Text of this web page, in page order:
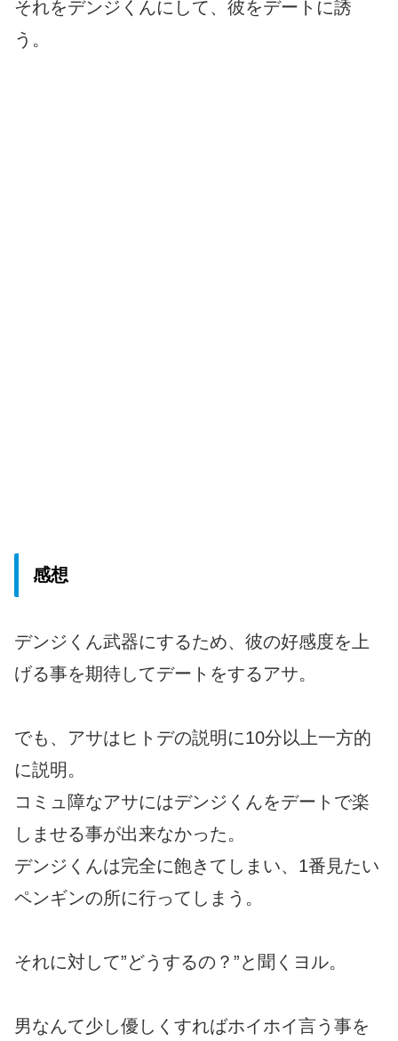
それをデンジくんにして、彼をデートに誘
う。
感想
デンジくん武器にするため、彼の好感度を上
げる事を期待してデートをするアサ。
でも、アサはヒトデの説明に10分以上一方的
に説明。
コミュ障なアサにはデンジくんをデートで楽
しませる事が出来なかった。
デンジくんは完全に飽きてしまい、1番見たい
ペンギンの所に行ってしまう。
それに対して”どうするの？”と聞くヨル。
男なんて少し優しくすればホイホイ言う事を